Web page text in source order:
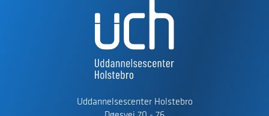
Uddannelsescenter Holstebro